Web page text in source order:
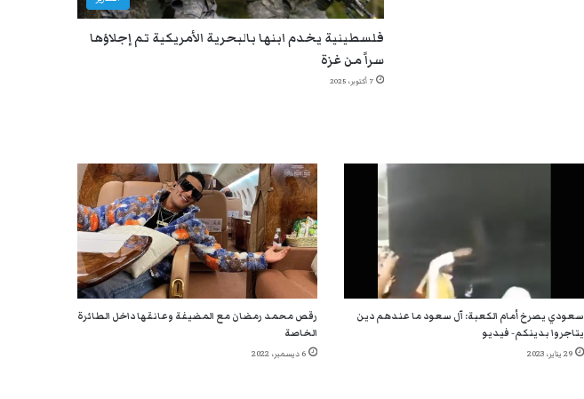
فلسطينية يخدم ابنها بالبحرية الأمريكية تم إجلاؤها
سراً من غزة
7 أكتوبر، 2025
سعودي يصرخ أمام الكعبة: آل سعود ما عندهم دين
يتاجروا بدينكم- فيديو
29 يناير، 2023
رقص محمد رمضان مع المضيفة وعانقها داخل الطائرة
الخاصة
6 ديسمبر، 2022